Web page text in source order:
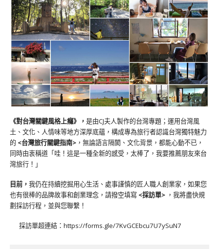
《對台灣關鍵風格上癮》 ， 是由CJ夫人製作的台灣專題；運用台灣風
土、文化、人情味等地方深厚底蘊，構成專為旅行者認識台灣獨特魅力
的 <台灣旅行關鍵指南> ，無論語言隔閡、文化背景，都能心動不已，
同時由衷稱道「哇！這是一種全新的感受，太棒了，我要推薦朋友來台
灣旅行！」
目前， 我仍在持續挖掘用心生活、處事謹慎的匠人職人創業家，如果您
也有很棒的品牌故事和創業理念，請撥空填寫 <採訪單> ，我將盡快規
劃採訪行程，並與您聯繫！
採訪單超連結： https://forms.gle/7KvGCEbcu7U7ySuN7